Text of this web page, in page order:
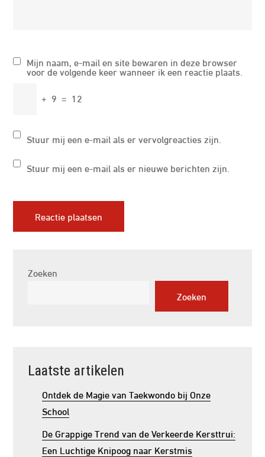
Mijn naam, e-mail en site bewaren in deze browser
voor de volgende keer wanneer ik een reactie plaats.
+ 9 = 12
Stuur mij een e-mail als er vervolgreacties zijn.
Stuur mij een e-mail als er nieuwe berichten zijn.
Zoeken
Zoeken
Laatste artikelen
Ontdek de Magie van Taekwondo bij Onze
School
De Grappige Trend van de Verkeerde Kersttrui:
Een Luchtige Knipoog naar Kerstmis